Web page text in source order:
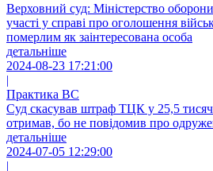
Верховний суд: Міністерство
участі у справі про оголошення
померлим як заінтересована особа
детальніше
2024-08-23 17:21:00
|
Практика ВС
Суд скасував штраф ТЦК у 25,5
отримав, бо не повідомив про
детальніше
2024-07-05 12:29:00
|